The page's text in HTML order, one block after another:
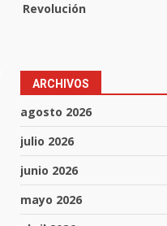
Revolución
ARCHIVOS
agosto 2026
julio 2026
junio 2026
mayo 2026